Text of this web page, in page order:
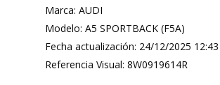
Marca: AUDI
Modelo: A5 SPORTBACK (F5A)
Fecha actualización: 24/12/2025 12:43
Referencia Visual: 8W0919614R